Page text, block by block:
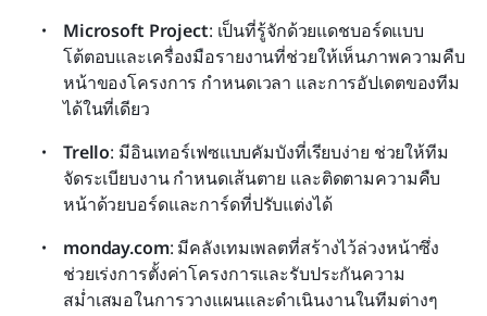
Microsoft Project: เป็นที่รู้จักด้วยแดชบอร์ดแบบ
โต้ตอบและเครื่องมือรายงานที่ช่วยให้เห็นภาพความคืบ
หน้าของโครงการ กำหนดเวลา และการอัปเดตของทีม
ได้ในที่เดียว
Trello: มีอินเทอร์เฟซแบบคัมบังที่เรียบง่าย ช่วยให้ทีม
จัดระเบียบงาน กำหนดเส้นตาย และติดตามความคืบ
หน้าด้วยบอร์ดและการ์ดที่ปรับแต่งได้
monday.com: มีคลังเทมเพลตที่สร้างไว้ล่วงหน้าซึ่ง
ช่วยเร่งการตั้งค่าโครงการและรับประกันความ
สม่ำเสมอในการวางแผนและดำเนินงานในทีมต่างๆ